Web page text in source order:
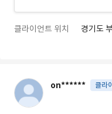
클라이언트 위치 경기도
on****** 클라